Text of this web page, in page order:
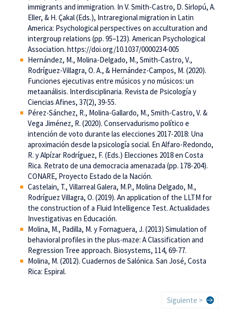
immigrants and immigration. In V. Smith-Castro, D. Sirlopú, A.
Eller, & H. Çakal (Eds.), Intraregional migration in Latin
America: Psychological perspectives on acculturation and
intergroup relations (pp. 95–123). American Psychological
Association. https://doi.org/10.1037/0000234-005
Hernández, M., Molina-Delgado, M., Smith-Castro, V.,
Rodríguez-Villagra, O. A., & Hernández-Campos, M. (2020).
Funciones ejecutivas entre músicos y no músicos: un
metaanálisis. Interdisciplinaria. Revista de Psicología y
Ciencias Afines, 37(2), 39-55.
Pérez-Sánchez, R., Molina-Gallardo, M., Smith-Castro, V. &
Vega Jiménez, R. (2020). Conservadurismo político e
intención de voto durante las elecciones 2017-2018: Una
aproximación desde la psicología social. En Alfaro-Redondo,
R. y Alpízar Rodríguez, F. (Eds.) Elecciones 2018 en Costa
Rica. Retrato de una democracia amenazada (pp. 178-204).
CONARE, Proyecto Estado de la Nación.
Castelain, T., Villarreal Galera, M.P., Molina Delgado, M.,
Rodríguez Villagra, O. (2019). An application of the LLTM for
the construction of a Fluid Intelligence Test. Actualidades
Investigativas en Educación.
Molina, M., Padilla, M. y Fornaguera, J. (2013) Simulation of
behavioral profiles in the plus-maze: A Classification and
Regression Tree approach. Biosystems, 114, 69-77.
Molina, M. (2012). Cuadernos de Salónica. San José, Costa
Rica: Espiral.
Siguiente
Siguiente >